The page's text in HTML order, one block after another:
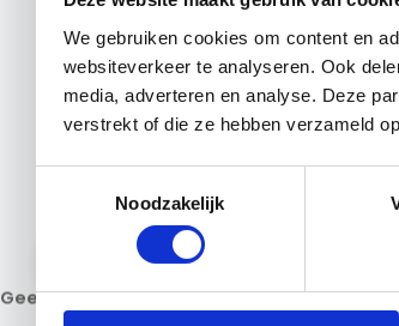
We gebruiken cookies om content en
websiteverkeer te analyseren. Ook
media, adverteren en analyse. Deze
verstrekt of die ze hebben verzameld
Noodzakelijk
250 Business
202194.812 km
202050.037 km
202232.425 km
320L 2.5 PHEV
2025 50 km
1997 233.604 km
2.0 198 PK B4 R-
202156.980 km
Geen interesse